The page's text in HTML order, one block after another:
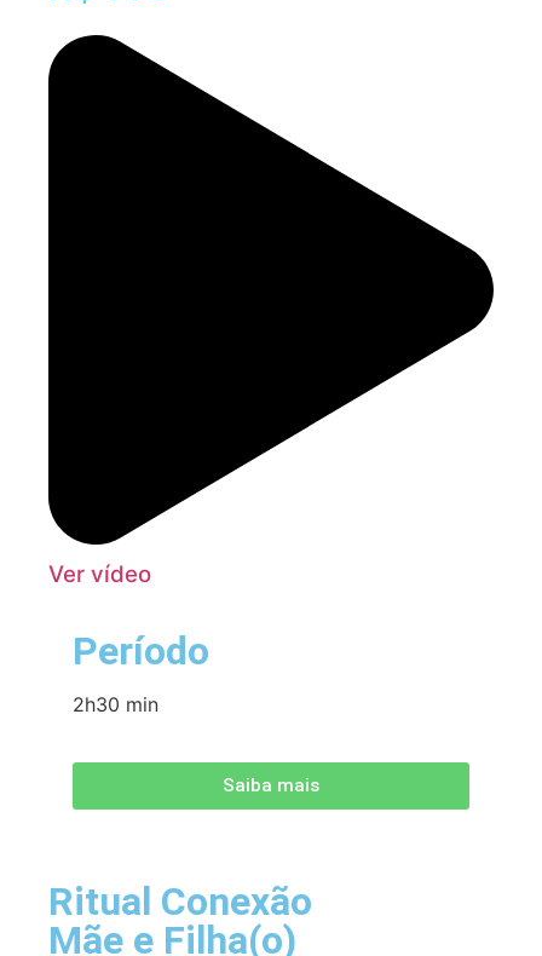
Ver vídeo
Período
2h30 min
Saiba mais
Ritual Conexão
Mãe e Filha(o)